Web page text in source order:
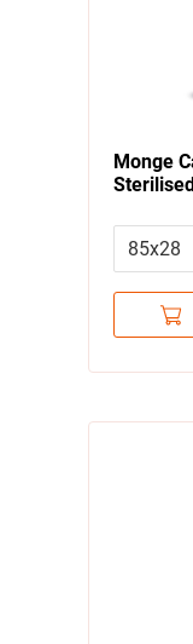
Monge
корм
кошек
85х28